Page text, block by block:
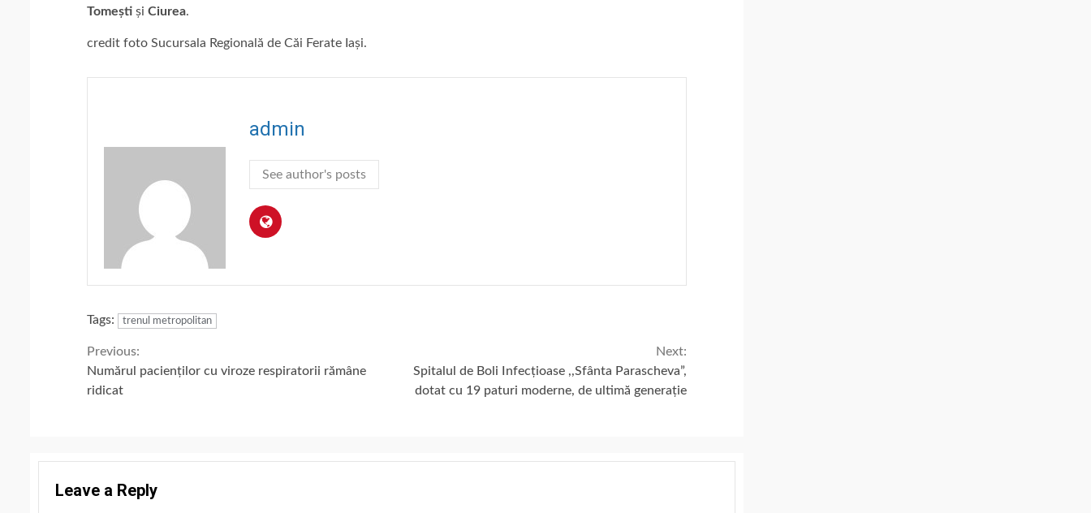
Tomești și Ciurea.
credit foto Sucursala Regională de Căi Ferate Iași.
admin
See author's posts
Tags: trenul metropolitan
Continue
Reading
Previous:
Numărul pacienților cu viroze respiratorii rămâne
ridicat
Next:
Spitalul de Boli Infecțioase ,,Sfânta Parascheva”,
dotat cu 19 paturi moderne, de ultimă generație
Leave a Reply